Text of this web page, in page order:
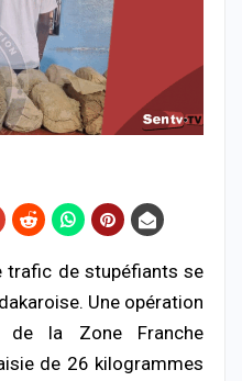
trafic de stupéfiants se
Une opération
de la Zone Franche
de 26 kilogrammes